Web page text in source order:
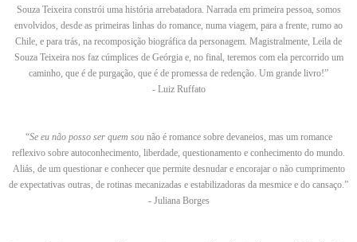
Souza Teixeira constrói uma história arrebatadora. Narrada em primeira pessoa, somos
envolvidos, desde as primeiras linhas do romance, numa viagem, para a frente, rumo ao
Chile, e para trás, na recomposição biográfica da personagem. Magistralmente, Leila de
Souza Teixeira nos faz cúmplices de Geórgia e, no final, teremos com ela percorrido um
caminho, que é de purgação, que é de promessa de redenção. Um grande livro!”
- Luiz Ruffato
“Se eu não posso ser quem sounão é romance sobre devaneios, mas um romance
reflexivo sobre autoconhecimento, liberdade, questionamento e conhecimento do mundo.
Aliás, de um questionar e conhecer que permite desnudar e encorajar o não cumprimento
de expectativas outras, de rotinas mecanizadas e estabilizadoras da mesmice e do cansaço.”
- Juliana Borges